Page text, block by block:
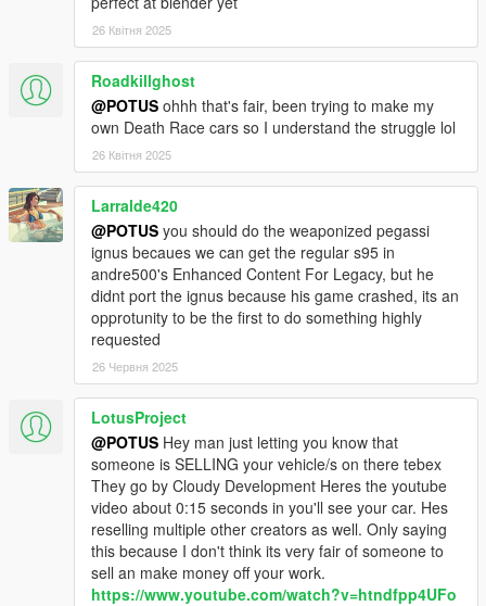
26 Квітня 2025
Roadkillghost
@POTUS ohhh that's fair, been trying to make my
own Death Race cars so I understand the struggle lol
26 Квітня 2025
Larralde420
@POTUS you should do the weaponized pegassi
ignus becaues we can get the regular s95 in
andre500's Enhanced Content For Legacy, but he
didnt port the ignus because his game crashed, its an
opprotunity to be the first to do something highly
requested
26 Червня 2025
LotusProject
@POTUS Hey man just letting you know that
someone is SELLING your vehicle/s on there tebex
They go by Cloudy Development Heres the youtube
video about 0:15 seconds in you'll see your car. Hes
reselling multiple other creators as well. Only saying
this because I don't think its very fair of someone to
sell an make money off your work.
https://www.youtube.com/watch?v=htndfpp4UFo